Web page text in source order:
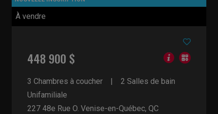
À vendre
448 900 $
3 Chambres à coucher
2 Salles de bain
Unifamiliale
227 48e Rue O. Venise-en-Québec, QC